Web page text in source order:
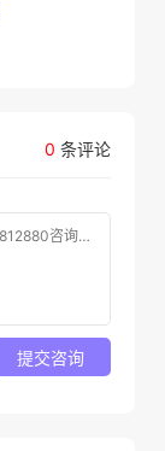
0 条评论
提交咨询